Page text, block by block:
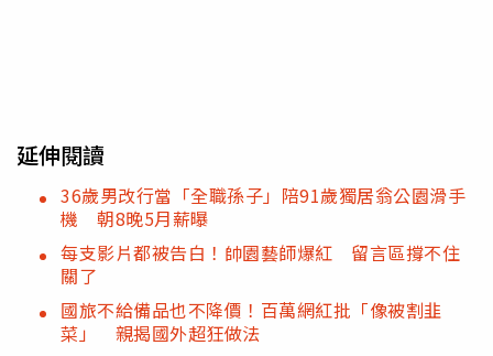
延伸閱讀
36歲男改行當「全職孫子」陪91歲獨居翁公園滑手
機 朝8晚5月薪曝
每支影片都被告白！帥園藝師爆紅 留言區撐不住
關了
國旅不給備品也不降價！百萬網紅批「像被割韭
菜」 親揭國外超狂做法